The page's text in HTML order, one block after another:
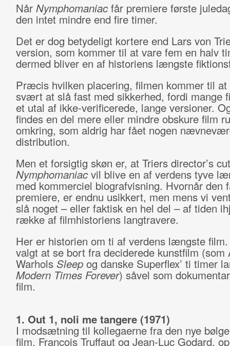
Når Nymphomaniacfår premiere første
den intet mindre end fire timer.
Det er dog betydeligt kortere end Lars von
version, som kommer til at vare fem en halv
dermed bliver en af historiens længste
Præcis hvilken placering, filmen kommer til at
svært at slå fast med sikkerhed, fordi mange
et utal af ikke-verificerede, lange versioner.
findes en del mere eller mindre obskure film
omkring, som aldrig har fået nogen
distribution.
Men et forsigtig skøn er, at Triers director’s
Nymphomaniacvil blive en af verdens tyve
med kommerciel biografvisning. Hvornår den
premiere, er endnu usikkert, men mens vi
slå noget – eller faktisk en hel del – af tiden
række af filmhistoriens langtravere.
Her er historien om ti af verdens længste
valgt at se bort fra deciderede kunstfilm (som
Warhols Sleepog danske Superflex’ ti timer
Modern Times Forever) såvel som
film.
1. Out 1, noli me tangere (1971)
I modsætning til kollegaerne fra den nye
film, François Truffaut og Jean-Luc Godard,